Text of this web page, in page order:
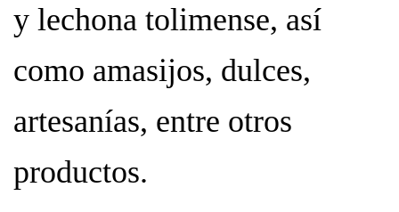
y lechona tolimense, así
como amasijos, dulces,
artesanías, entre otros
productos.